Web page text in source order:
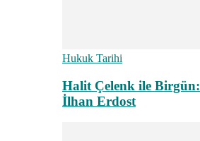
Hukuk Tarihi
Halit Çelenk ile
İlhan Erdost